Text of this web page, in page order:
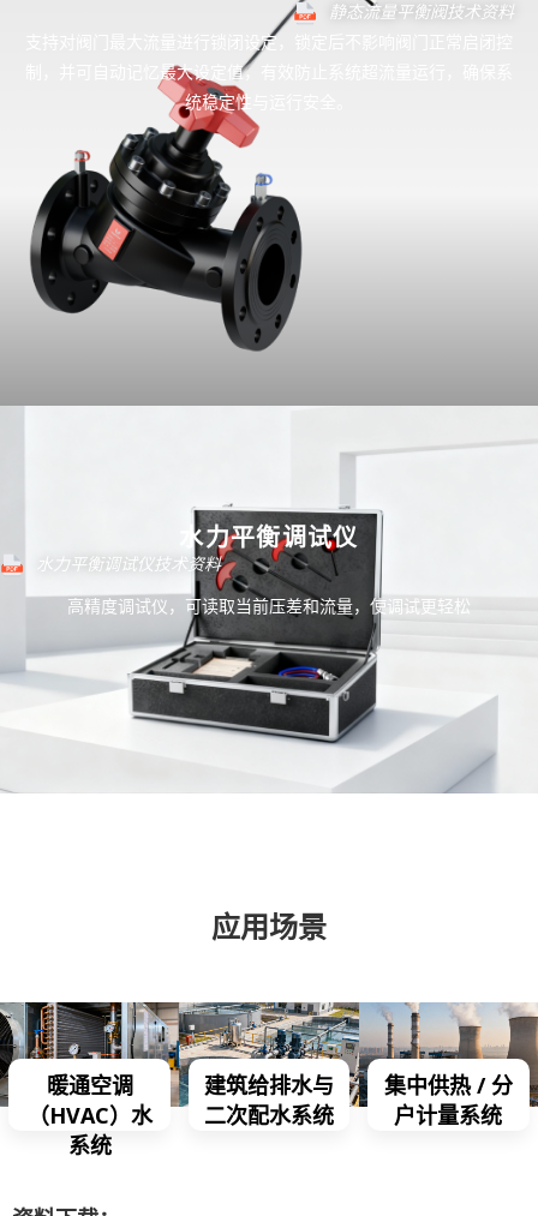
静态流量平衡阀技术资料
支持对阀门最大流量进行锁闭设定，锁定后不影响阀门正常启闭控
制，并可自动记忆最大设定值，有效防止系统超流量运行，确保系
统稳定性与运行安全。
水力平衡调试仪
水力平衡调试仪技术资料
高精度调试仪，可读取当前压差和流量，使调试更轻松
应用场景
暖通空调
（HVAC）水
系统
建筑给排水与
二次配水系统
集中供热 / 分
户计量系统